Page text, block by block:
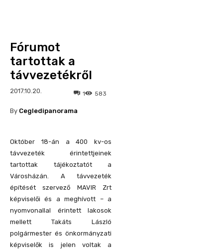
Fórumot
tartottak a
távvezetékről
2017.10.20. 583
1
By Cegledipanorama
Október 18-án a 400 kv-os
távvezeték érintettjeinek
tartottak tájékoztatót a
Városházán. A távvezeték
építését szervező MAVIR Zrt
képviselői és a meghívott – a
nyomvonallal érintett lakosok
mellett Takáts László
polgármester és önkormányzati
képviselők is jelen voltak a